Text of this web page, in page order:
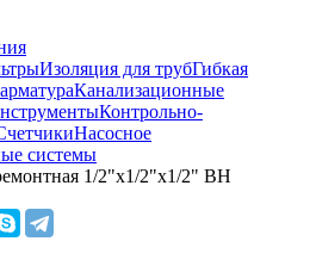
Изоляция для трубГибкая
Канализационные
Контрольно-
Насосное
системы
1/2"х1/2"х1/2" ВН